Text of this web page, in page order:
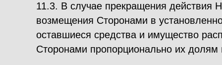
11.3. В случае прекращения действия
возмещения Сторонами в
оставшиеся средства и имущество
Сторонами пропорционально их